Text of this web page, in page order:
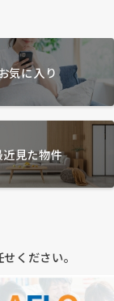
気に入り
近見た物件
ください。